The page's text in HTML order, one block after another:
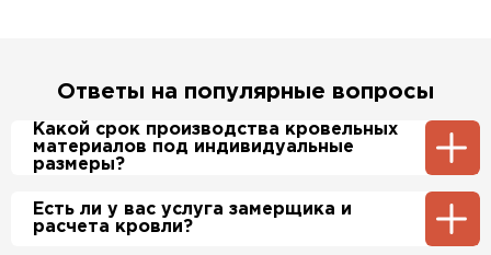
Ответы на популярные вопросы
Какой срок производства кровельных
материалов под индивидуальные
размеры?
Примерный срок производства
металлочерепицы и профнастила 1-2 дня.
Производственные мощности позволяют нам
Есть ли у вас услуга замерщика и
расчета кровли?